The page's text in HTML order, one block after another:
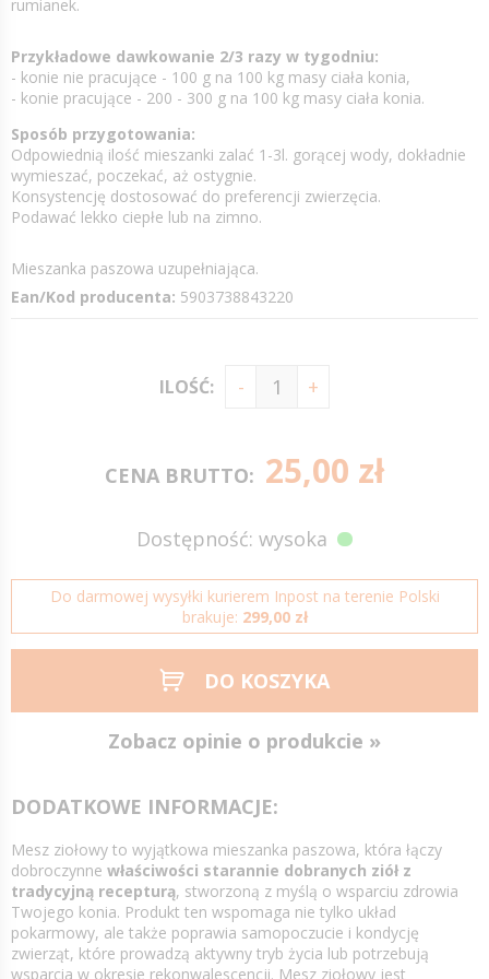
rumianek.
Przykładowe dawkowanie 2/3 razy w tygodniu:
- konie nie pracujące - 100 g na 100 kg masy ciała konia,
- konie pracujące - 200 - 300 g na 100 kg masy ciała konia.
Sposób przygotowania:
Odpowiednią ilość mieszanki zalać 1-3l. gorącej wody, dokładnie
wymieszać, poczekać, aż ostygnie.
Konsystencję dostosować do preferencji zwierzęcia.
Podawać lekko ciepłe lub na zimno.
Mieszanka paszowa uzupełniająca.
Ean/Kod producenta: 5903738843220
ILOŚĆ:
CENA BRUTTO: 25,00 zł
Dostępność: wysoka
Do darmowej wysyłki kurierem Inpost na terenie Polski
brakuje: 299,00 zł
DO KOSZYKA
Zobacz opinie o produkcie »
DODATKOWE INFORMACJE:
Mesz ziołowy to wyjątkowa mieszanka paszowa, która łączy
dobroczynne właściwości starannie dobranych ziół z
tradycyjną recepturą, stworzoną z myślą o wsparciu zdrowia
Twojego konia. Produkt ten wspomaga nie tylko układ
pokarmowy, ale także poprawia samopoczucie i kondycję
zwierząt, które prowadzą aktywny tryb życia lub potrzebują
wsparcia w okresie rekonwalescencji. Mesz ziołowy jest